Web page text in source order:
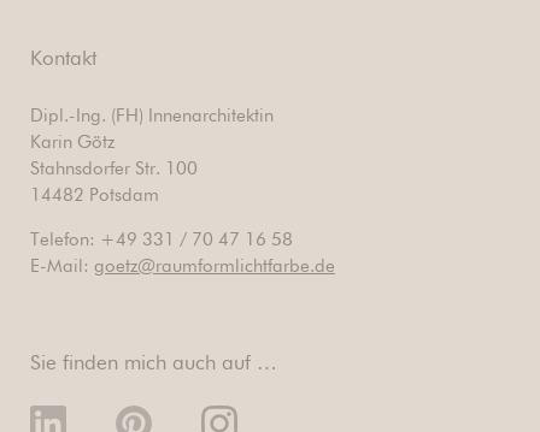
Kontakt
Dipl.-Ing. (FH) Innenarchitektin
Karin Götz
Stahnsdorfer Str. 100
14482 Potsdam
Telefon: +49 331 / 70 47 16 58
E-Mail: goetz@raumformlichtfarbe.de
Sie finden mich auch auf …